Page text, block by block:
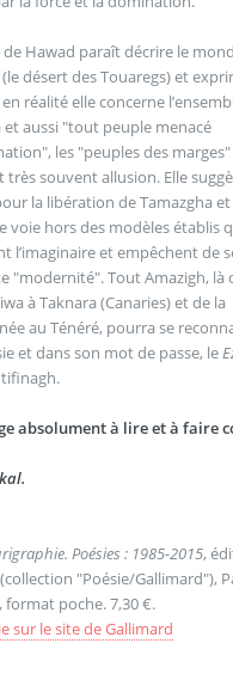
de Hawad paraît décrire le
désert des Touaregs) et
réalité elle concerne
et aussi "tout peuple menacé
les "peuples des
très souvent allusion. Elle
la libération de Tamazgha
voie hors des modèles établis
l’imaginaire et empêchent de
"modernité". Tout Amazigh, là
à Taknara (Canaries) et de la
au Ténéré, pourra se
et dans son mot de passe, le
tifinagh.
absolument à lire et à faire
Poésies : 1985-2015,
"Poésie/Gallimard"),
format poche. 7,30 €.
sur le site de Gallimard